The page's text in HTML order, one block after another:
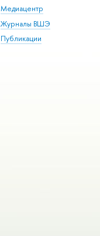
Медиацентр
Журналы ВШЭ
Публикации